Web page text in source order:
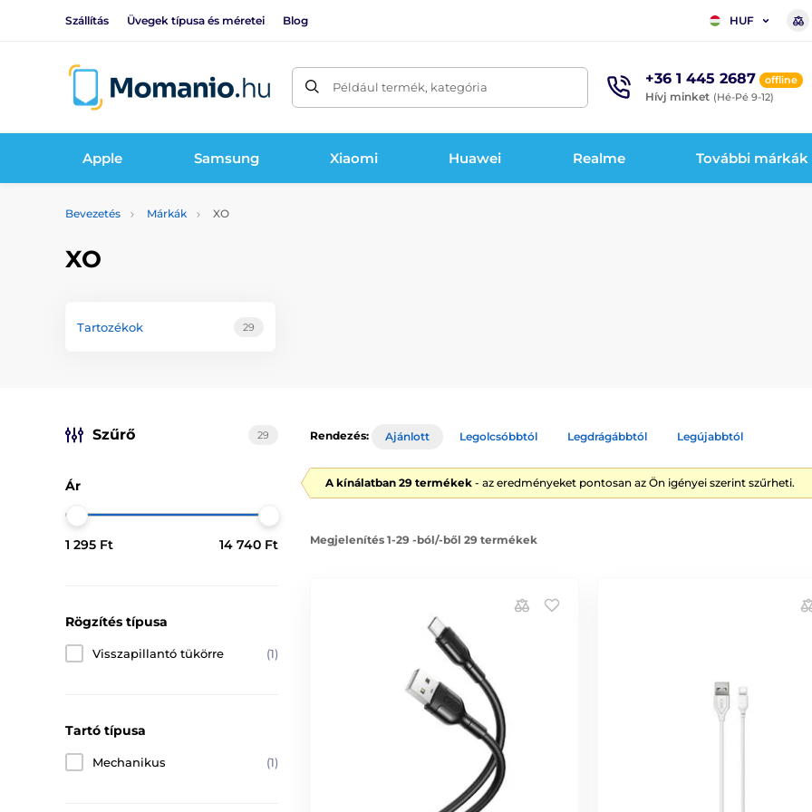
Szállítás Üvegek típusa és méretei Blog HUF
Például termék, kategória +36 1 445 2687 offline
Hívj minket (Hé-Pé 9-12)
Apple Samsung Xiaomi Huawei Realme További márkák
Bevezetés Márkák XO
XO
Tartozékok 29
Szűrő 29
Ár
1 295 Ft 14 740 Ft
Rögzítés típusa
Visszapillantó tükörre (1)
Tartó típusa
Mechanikus (1)
Rendezés: Ajánlott Legolcsóbbtól Legdrágábbtól Legújabbtól
A kínálatban 29 termékek - az eredményeket pontosan az Ön igényei szerint szűrheti.
Megjelenítés 1-29 -ból/-ből 29 termékek